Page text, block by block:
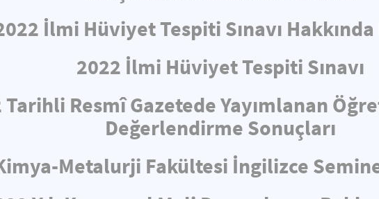
İlmi Hüviyet Tespiti Sınavı
2022 İlmi Hüviyet Tespiti Sınavı
Resmî Gazetede Yayımlanan
Değerlendirme Sonuçları
Metalurji Fakültesi İngilizce